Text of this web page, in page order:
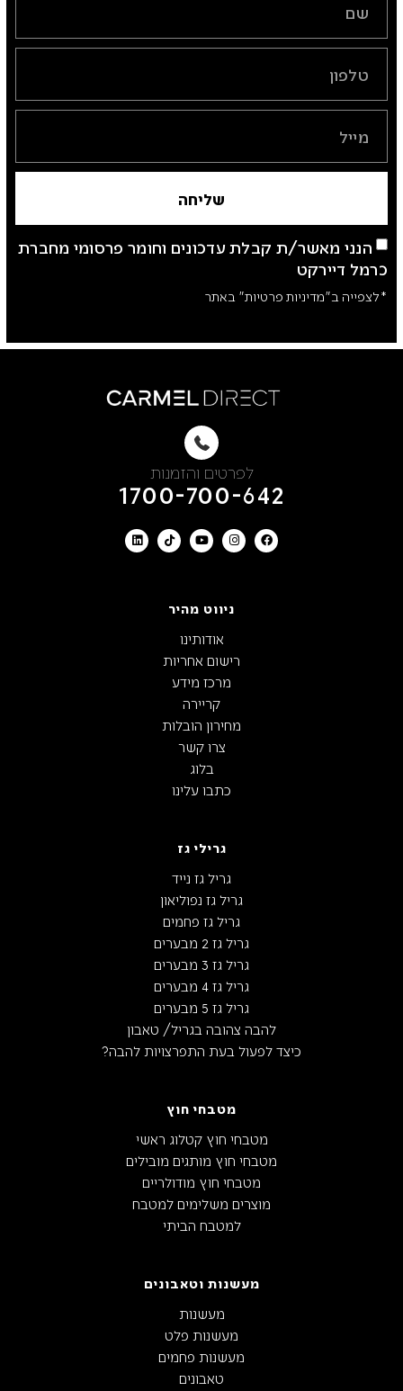
הנני מאשר/ת קבלת עדכונים וחומר פרסומי מחברת
כרמל דיירקט
*לצפייה ב"מדיניות פרטיות" באתר
שליחה
לפרטים והזמנות
1700-700-642
ניווט מהיר
אודותינו
רישום אחריות
מרכז מידע
קריירה
מחירון הובלות
צרו קשר
בלוג
כתבו עלינו
גרילי גז
גריל גז נייד
גריל גז נפוליאון
גריל גז פחמים
גריל גז 2 מבערים
גריל גז 3 מבערים
גריל גז 4 מבערים
גריל גז 5 מבערים
להבה צהובה בגריל/ טאבון
כיצד לפעול בעת התפרצויות להבה?
מטבחי חוץ
מטבחי חוץ קטלוג ראשי
מטבחי חוץ מותגים מובילים
מטבחי חוץ מודולריים
מוצרים משלימים למטבח
למטבח הביתי
מעשנות וטאבונים
מעשנות
מעשנות פלט
מעשנות פחמים
טאבונים